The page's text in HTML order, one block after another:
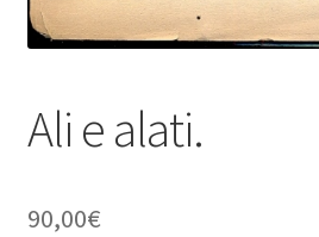
Ali e alati.
90,00€